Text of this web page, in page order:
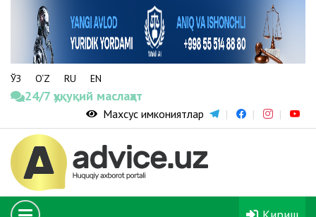
ЎЗ O‘Z RU EN
24/7 ҳуқуқий маслаҳат
Махсус имкониятлар